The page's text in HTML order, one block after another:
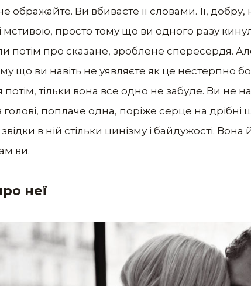
ображайте. Ви вбиваєте її словами. Її,
просто тому що ви одного разу
потім про сказане, зроблене спересердя.
що ви навіть не уявляєте як це нестерпно
тільки вона все одно не забуде. Ви не
голові, поплаче одна, поріже серце на дрібні
в ній стільки цинізму і байдужості.
ви.
неї